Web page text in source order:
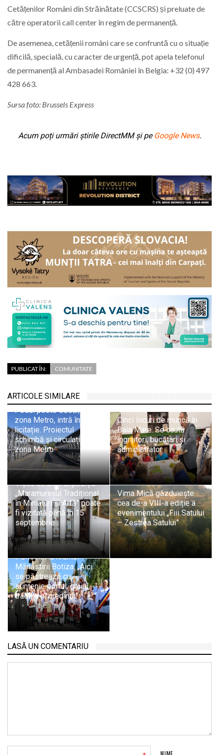
Cetățenilor Români din Străinătate (CCSCRS) și preluate de
către operatorii call center în regim de permanență.
De asemenea, cetățenii români care se confruntă cu o situație
dificilă, specială, cu caracter de urgență, pot apela telefonul
de permanență al Ambasadei României în Belgia: +32 (0) 497
428 663.
Sursa foto: Brussels Express
Acum poți urmări știrile DirectMM și pe Google News.
PUBLICAT ÎN: COMUNITATE
ARTICOLE SIMILARE
Podul peste Săsar, din
zona Metro, intră în
licitație. Proiectul
schimbă și circulația din
zona Metro
Cinci locuri de muncă în
Baia Mare. Se caută
îngrijitori, bucătari și
administrator
Vișeu de Sus: Expoziția
„Maramureșul Tradițional
în Miniaturi și Artă” poate
fi vizitată până în 15
septembrie
Vima Mică găzduiește
cea de-a VIII-a ediție a
evenimentului „Fiii Satului
– Zestrea Satului”
PS Iustin la hramul
Mănăstirii Botiza: „Aici
se păstrează cu
sfințenie portul, graiul,
tradiția și credința”
LASĂ UN COMENTARIU